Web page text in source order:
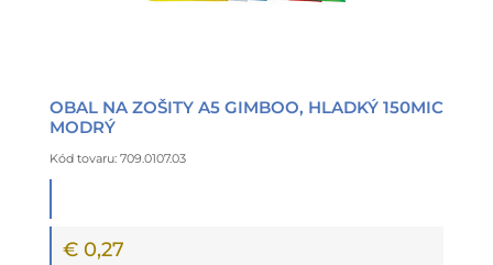
OBAL NA ZOŠITY A5 GIMBOO, HLADKÝ 150MIC
MODRÝ
Kód tovaru: 709.0107.03
€ 0,27